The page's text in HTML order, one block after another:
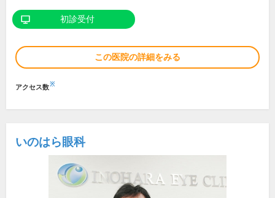
初診受付
この医院の詳細をみる
アクセス数※
いのはら眼科